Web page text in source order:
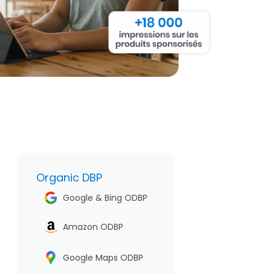
Organic DBP
Google & Bing ODBP
Amazon ODBP
Google Maps ODBP